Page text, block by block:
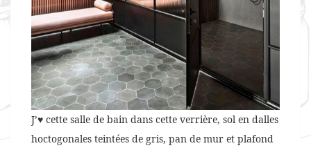
J’♥ cette salle de bain dans cette verrière, sol en dalles
hoctogonales teintées de gris, pan de mur et plafond